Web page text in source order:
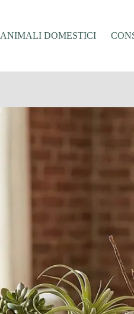
ANIMALI DOMESTICI